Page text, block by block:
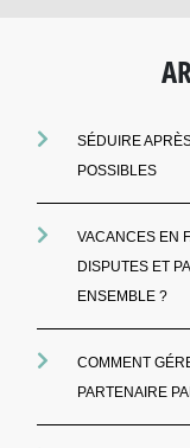
SÉDUIRE
POSSIBLES
VACANCES EN
DISPUTES ET
ENSEMBLE ?
COMMENT
PARTENAIRE